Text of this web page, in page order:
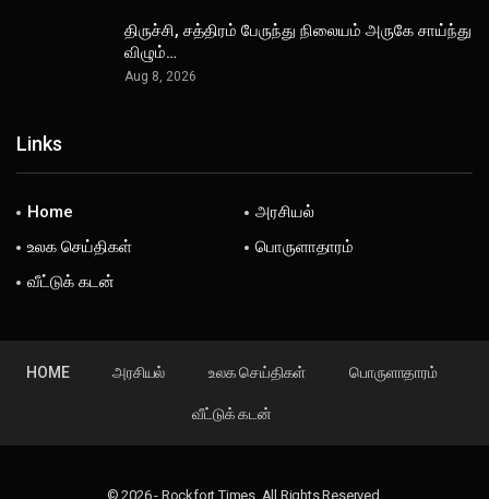
திருச்சி, சத்திரம் பேருந்து நிலையம் அருகே சாய்ந்து
விழும்…
Aug 8, 2026
Links
Home
அரசியல்
உலக செய்திகள்
பொருளாதாரம்
வீட்டுக் கடன்
HOME அரசியல் உலக செய்திகள் பொருளாதாரம்
வீட்டுக் கடன்
© 2026 - Rockfort Times. All Rights Reserved.